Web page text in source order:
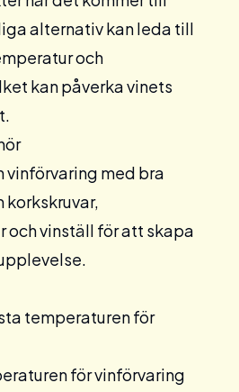
alternativ kan leda till
och
kan påverka vinets
med bra
korkskruvar,
och vinställ för att skapa
temperaturen för
för vinförvaring